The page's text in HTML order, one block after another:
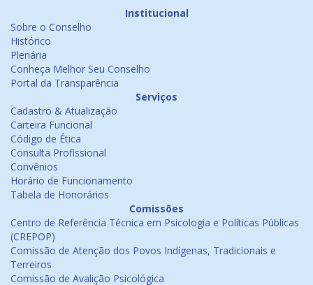
Institucional
Sobre o Conselho
Histórico
Plenária
Conheça Melhor Seu Conselho
Portal da Transparência
Serviços
Cadastro & Atualização
Carteira Funcional
Código de Ética
Consulta Profissional
Convênios
Horário de Funcionamento
Tabela de Honorários
Comissões
Centro de Referência Técnica em Psicologia e Políticas Públicas
(CREPOP)
Comissão de Atenção dos Povos Indígenas, Tradicionais e
Terreiros
Comissão de Avalição Psicológica